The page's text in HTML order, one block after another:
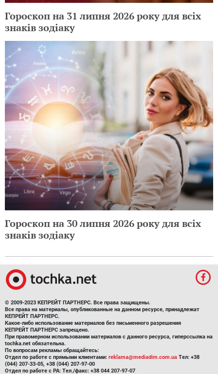
Гороскоп на 31 липня 2026 року для всіх
знаків зодіаку
Гороскоп на 30 липня 2026 року для всіх
знаків зодіаку
© 2009-2023 КЕПРЕЙТ ПАРТНЕРС. Все права защищены.
Все права на материалы, опубликованные на данном ресурсе, принадлежат
КЕПРЕЙТ ПАРТНЕРС.
Какое-либо использование материалов без письменного разрешения
КЕПРЕЙТ ПАРТНЕРС запрещено.
При правомерном использовании материалов с данного ресурса, гиперссылка на
tochka.net обязательна.
По вопросам рекламы обращайтесь:
Отдел по работе с прямыми клиентами: reklama@mediadim.com.ua Тел: +38
(044) 207-33-05, +38 (044) 207-97-00
Отдел по работе с РА: Тел./факс: +38 044 207-97-07